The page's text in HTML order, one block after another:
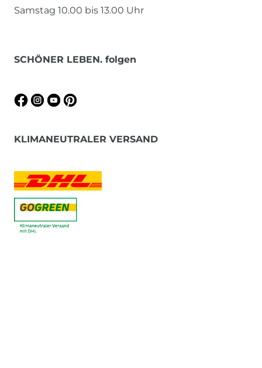
Samstag 10.00 bis 13.00 Uhr
SCHÖNER LEBEN. folgen
KLIMANEUTRALER VERSAND